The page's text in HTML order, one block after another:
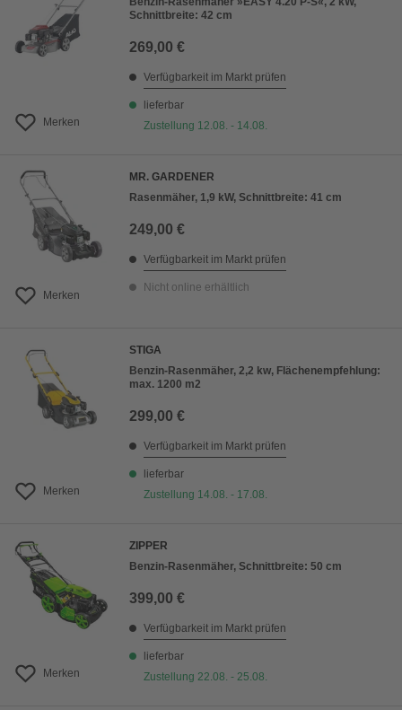
Merken
Schnittbreite: 42 cm
269,00 €
Verfügbarkeit im Markt prüfen
lieferbar
Zustellung 12.08. - 14.08.
Merken
MR. GARDENER
Rasenmäher, 1,9 kW, Schnittbreite: 41 cm
249,00 €
Verfügbarkeit im Markt prüfen
Nicht online erhältlich
Merken
STIGA
Benzin-Rasenmäher, 2,2 kw, Flächenempfehlung:
max. 1200 m2
299,00 €
Verfügbarkeit im Markt prüfen
lieferbar
Zustellung 14.08. - 17.08.
Merken
ZIPPER
Benzin-Rasenmäher, Schnittbreite: 50 cm
399,00 €
Verfügbarkeit im Markt prüfen
lieferbar
Zustellung 22.08. - 25.08.